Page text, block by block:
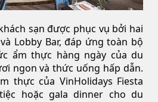
sạn được phục vụ bởi hai
Lobby Bar, đáp ứng toàn bộ
ẩm thực hàng ngày của du
ngon và thức uống hấp dẫn.
thực của VinHolidays Fiesta
hoặc gala dinner cho du